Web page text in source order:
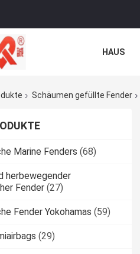
HAUS
Schäumen gefüllte Fender
Marine Fenders (68)
herbewegender
Fender (27)
Fender Yokohamas (59)
(29)